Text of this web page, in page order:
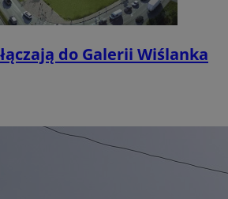
do Galerii Wiślanka